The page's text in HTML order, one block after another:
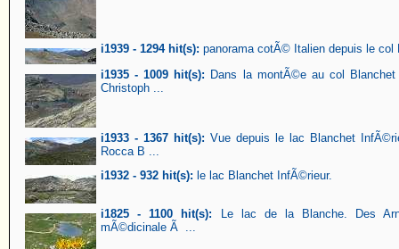
i1939 - 1294 hit(s): panorama cotÃ© Italien depuis le col
i1935 - 1009 hit(s): Dans la montÃ©e au col
Christoph ...
i1933 - 1367 hit(s): Vue depuis le lac Blanchet
Rocca B ...
i1932 - 932 hit(s): le lac Blanchet InfÃ©rieur.
i1825 - 1100 hit(s): Le lac de la Blanche. Des
mÃ©dicinale Ã ...